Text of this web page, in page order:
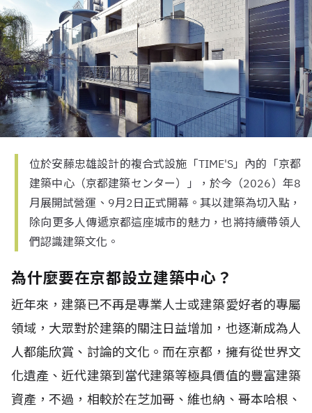
位於安藤忠雄設計的複合式設施「TIME'S」內的「京都
建築中心（京都建築センター）」，於今（2026）年8
月展開試營運、9月2日正式開幕。其以建築為切入點，
除向更多人傳遞京都這座城市的魅力，也將持續帶領人
們認識建築文化。
為什麼要在京都設立建築中心？
近年來，建築已不再是專業人士或建築愛好者的專屬
領域，大眾對於建築的關注日益增加，也逐漸成為人
人都能欣賞、討論的文化。而在京都，擁有從世界文
化遺產、近代建築到當代建築等極具價值的豐富建築
資產，不過，相較於在芝加哥、維也納、哥本哈根、